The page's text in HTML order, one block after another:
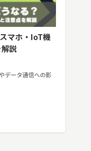
マホ・IoT機
説
データ通信への影